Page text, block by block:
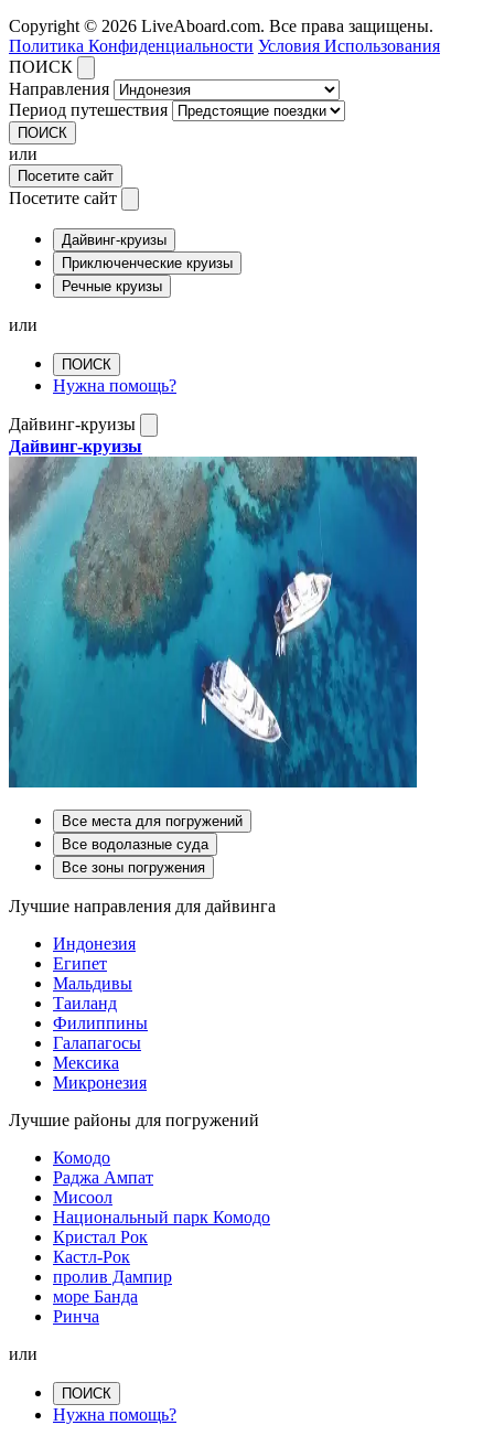
Copyright © 2026 LiveAboard.com. Все права защищены.
Политика Конфиденциальности Условия Использования
ПОИСК
Направления
Период путешествия
ПОИСК
или
Посетите сайт
Посетите сайт
Дайвинг-круизы
Приключенческие круизы
Речные круизы
или
ПОИСК
Нужна помощь?
Дайвинг-круизы
Дайвинг-круизы
Все места для погружений
Все водолазные суда
Все зоны погружения
Лучшие направления для дайвинга
Индонезия
Египет
Мальдивы
Таиланд
Филиппины
Галапагосы
Мексика
Микронезия
Лучшие районы для погружений
Комодо
Раджа Ампат
Мисоол
Национальный парк Комодо
Кристал Рок
Кастл-Рок
пролив Дампир
море Банда
Ринча
или
ПОИСК
Нужна помощь?